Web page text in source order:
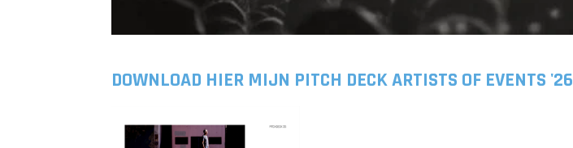
DOWNLOAD HIER MIJN PITCH DECK ARTISTS OF EVENTS '26